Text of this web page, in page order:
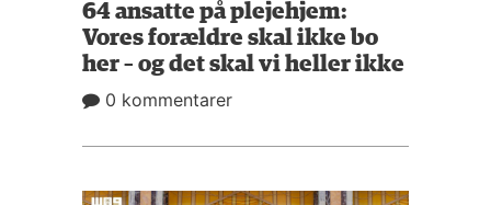
64 ansatte på plejehjem:
Vores forældre skal ikke bo
her – og det skal vi heller ikke
0 kommentarer